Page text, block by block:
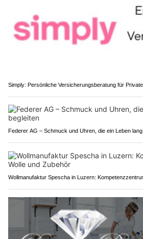
Simply: Persönliche Versicherungsberatung für
Federer AG – Schmuck und Uhren, die ein Leben
Wollmanufaktur Spescha in Luzern: